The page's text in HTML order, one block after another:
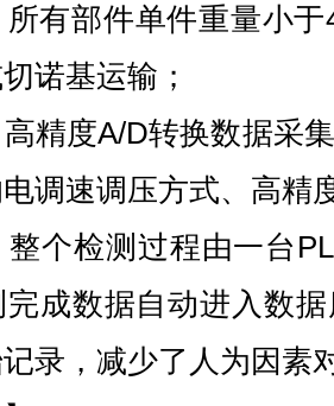
所有部件单件重量小于
诺基运输；
高精度A/D转换数据采
调速调压方式、高精
整个检测过程由一台
成数据自动进入数
录，减少了人为因素